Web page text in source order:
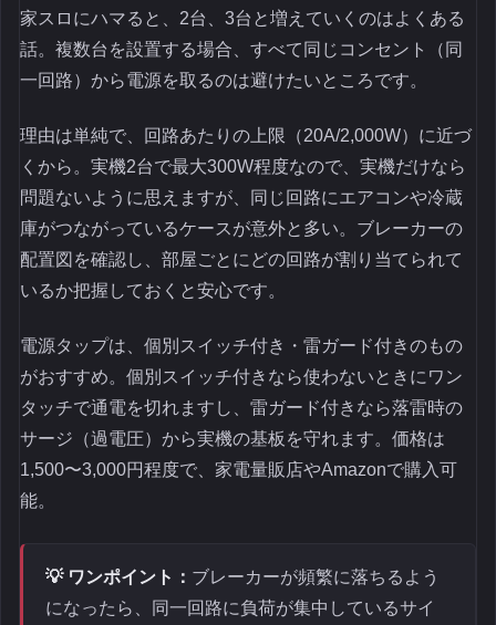
家スロにハマると、2台、3台と増えていくのはよくある
話。複数台を設置する場合、すべて同じコンセント（同
一回路）から電源を取るのは避けたいところです。
理由は単純で、回路あたりの上限（20A/2,000W）に近づ
くから。実機2台で最大300W程度なので、実機だけなら
問題ないように思えますが、同じ回路にエアコンや冷蔵
庫がつながっているケースが意外と多い。ブレーカーの
配置図を確認し、部屋ごとにどの回路が割り当てられて
いるか把握しておくと安心です。
電源タップは、個別スイッチ付き・雷ガード付きのもの
がおすすめ。個別スイッチ付きなら使わないときにワン
タッチで通電を切れますし、雷ガード付きなら落雷時の
サージ（過電圧）から実機の基板を守れます。価格は
1,500〜3,000円程度で、家電量販店やAmazonで購入可
能。
💡 ワンポイント： ブレーカーが頻繁に落ちるよう
になったら、同一回路に負荷が集中しているサイ